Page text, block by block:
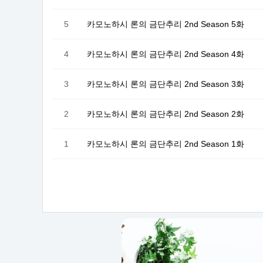
5 카모노하시 론의 금단추리 2nd Season 5화
4 카모노하시 론의 금단추리 2nd Season 4화
3 카모노하시 론의 금단추리 2nd Season 3화
2 카모노하시 론의 금단추리 2nd Season 2화
1 카모노하시 론의 금단추리 2nd Season 1화